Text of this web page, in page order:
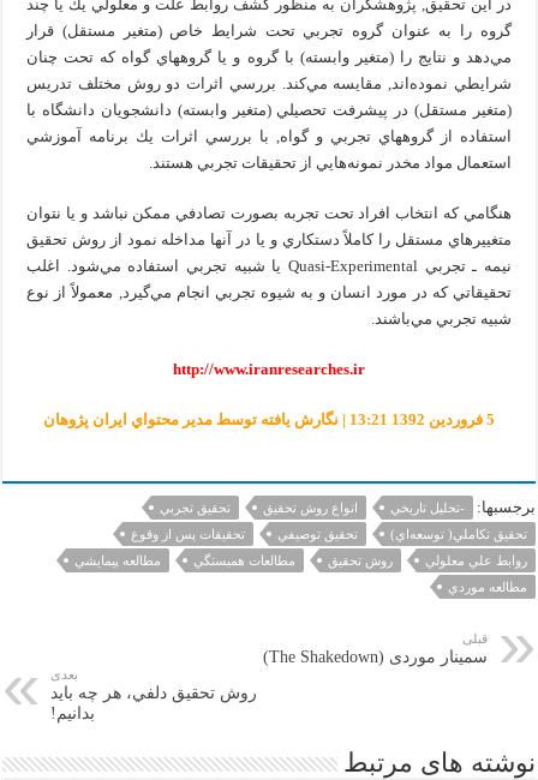
در اين تحقيق, پژوهشگران به منظور كشف روابط علت و معلولي يك يا چند
گروه را به عنوان گروه تجربي تحت شرايط خاص (متغير مستقل) قرار
مي‌دهد و نتايج را (متغير وابسته) با گروه و يا گروههاي گواه كه تحت چنان
شرايطي نموده‌اند, مقايسه مي‌كند. بررسي اثرات دو روش مختلف تدريس
(متغير مستقل) در پيشرفت تحصيلي (متغير وابسته) دانشجويان دانشگاه با
استفاده از گروههاي تجربي و گواه, با بررسي اثرات يك برنامه آموزشي
استعمال مواد مخدر نمونه‌هايي از تحقيقات تجربي هستند.
هنگامي كه انتخاب افراد تحت تجربه بصورت تصادفي ممكن نباشد و يا نتوان
متغييرهاي مستقل را كاملاً دستكاري و يا در آنها مداخله نمود از روش تحقيق
نيمه ـ تجربي Quasi-Experimental يا شبيه تجربي استفاده مي‌شود. اغلب
تحقيقاتي كه در مورد انسان و به شيوه تجربي انجام مي‌گيرد, معمولاً از نوع
شبيه تجربي مي‌باشند.
http://www.iranresearches.ir
5 فروردين 1392 13:21 | نگارش یافته توسط مدير محتواي ايران پژوهان
برجسبها: -تحليل تاريخي انواع روش تحقيق
تحقيق تجربي
تحقيق تكاملي( توسعه‌اي)
تحقيق توصيفي
تحقيقات پس از وقوع
روابط علي معلولي
روش تحقيق مطالعات همبستگي
مطالعه پيمايشي
مطالعه موردي
قبلی
سمینار موردی (The Shakedown)
بعدی
روش تحقيق دلفي، هر چه بايد
بدانيم!
نوشته های مرتبط